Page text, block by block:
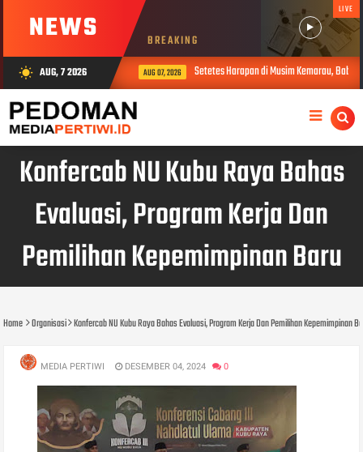
NEWS BREAKING
LIVE
wb_sunny AUG, 7 2026 AUG 07, 2026 Setetes Harapan di Musim Kemarau,
Konfercab NU Kubu Raya Bahas
Evaluasi, Program Kerja Dan
Pemilihan Kepemimpinan Baru
Home Organisasi Konfercab NU Kubu Raya Bahas Evaluasi, Program Kerja Dan Pemilihan Kepemimpinan
MEDIA PERTIWI DESEMBER 04, 2024 0